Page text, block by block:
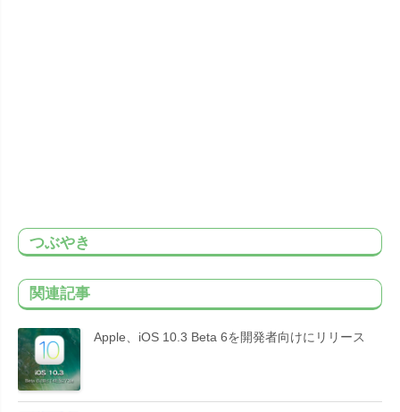
つぶやき
関連記事
Apple、iOS 10.3 Beta 6を開発者向けにリリース